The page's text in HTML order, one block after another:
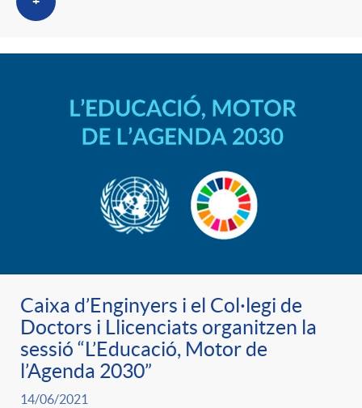
Caixa d’Enginyers i el Col·legi de
Doctors i Llicenciats organitzen la
sessió “L’Educació, Motor de
l’Agenda 2030”
14/06/2021